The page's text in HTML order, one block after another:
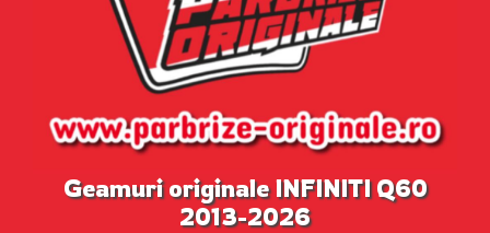
Geamuri originale INFINITI Q60
2013-2026